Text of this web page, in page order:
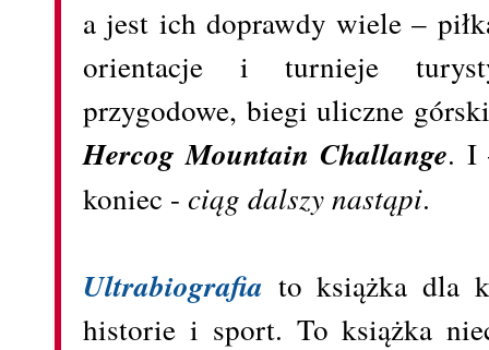
a jest ich doprawdy wiele –
orientacje i turnieje
przygodowe, biegi uliczne
Hercog Mountain Challange. I
koniec - ciąg dalszy nastąpi.
Ultrabiografia to książka dla
historie i sport. To książka